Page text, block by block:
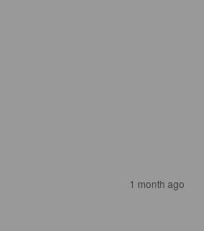
1 month ago